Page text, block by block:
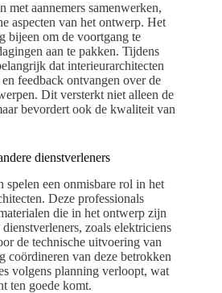
met aannemers samenwerken,
aspecten van het ontwerp. Het
bijeen om de voortgang te
aan te pakken. Tijdens
dat interieurarchitecten
feedback ontvangen over de
Dit versterkt niet alleen de
bevordert ook de kwaliteit van
dienstverleners
spelen een onmisbare rol in het
Deze professionals
die in het ontwerp zijn
zoals elektriciens
de technische uitvoering van
coördineren van deze betrokken
volgens planning verloopt, wat
ten goede komt.